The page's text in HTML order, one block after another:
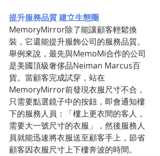
提升服務品質 建立生態圈
MemoryMirror除了能讓顧客輕鬆換
裝，它還能提升服飾公司的服務品質。
舉例來說，最先與MemoMi合作的公司
是美國頂級奢侈品Neiman Marcus百
貨。當顧客完成試穿，站在
MemoryMirror前發現衣服尺寸不合，
只需要點選鏡子中的按鈕，即會通知樓
下的服務人員：「樓上更衣間的客人，
需要大一號尺寸的衣服」，然後服務人
員就能迅速將衣服送至顧客手上，節省
顧客因衣服尺寸上下樓奔波的時間。